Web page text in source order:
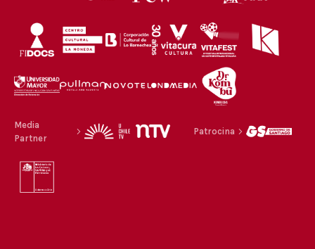
Media
Partner
Patrocina